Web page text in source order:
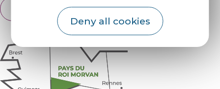
Deny all cookies
English
Français